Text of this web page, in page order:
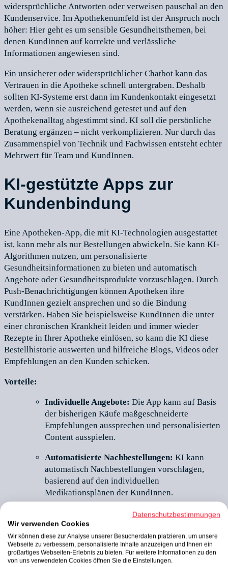
widersprüchliche Antworten oder verweisen pauschal an den
Kundenservice. Im Apothekenumfeld ist der Anspruch noch
höher: Hier geht es um sensible Gesundheitsthemen, bei
denen KundInnen auf korrekte und verlässliche
Informationen angewiesen sind.
Ein unsicherer oder widersprüchlicher Chatbot kann das
Vertrauen in die Apotheke schnell untergraben. Deshalb
sollten KI-Systeme erst dann im Kundenkontakt eingesetzt
werden, wenn sie ausreichend getestet und auf den
Apothekenalltag abgestimmt sind. KI soll die persönliche
Beratung ergänzen – nicht verkomplizieren. Nur durch das
Zusammenspiel von Technik und Fachwissen entsteht echter
Mehrwert für Team und KundInnen.
KI-gestützte Apps zur
Kundenbindung
Eine Apotheken-App, die mit KI-Technologien ausgestattet
ist, kann mehr als nur Bestellungen abwickeln. Sie kann KI-
Algorithmen nutzen, um personalisierte
Gesundheitsinformationen zu bieten und automatisch
Angebote oder Gesundheitsprodukte vorzuschlagen. Durch
Push-Benachrichtigungen können Apotheken ihre
KundInnen gezielt ansprechen und so die Bindung
verstärken. Haben Sie beispielsweise KundInnen die unter
einer chronischen Krankheit leiden und immer wieder
Rezepte in Ihrer Apotheke einlösen, so kann die KI diese
Bestellhistorie auswerten und hilfreiche Blogs, Videos oder
Empfehlungen an den Kunden schicken.
Vorteile:
Individuelle Angebote: Die App kann auf Basis
der bisherigen Käufe maßgeschneiderte
Empfehlungen aussprechen und personalisierten
Content ausspielen.
Automatisierte Nachbestellungen: KI kann
automatisch Nachbestellungen vorschlagen,
basierend auf den individuellen
Medikationsplänen der KundInnen.
Höhere Kundenbindung:Durch das erleichterte
Bestellen und hilfreichen Content steigern Sie die
Kundenbindung.
KI-gestützte Apps ermöglichen eine individuelle
Datenschutzbestimmungen
Wir verwenden Cookies
Wir können diese zur Analyse unserer Besucherdaten platzieren, um unsere
Webseite zu verbessern, personalisierte Inhalte anzuzeigen und Ihnen ein
großartiges Webseiten-Erlebnis zu bieten. Für weitere Informationen zu den
von uns verwendeten Cookies öffnen Sie die Einstellungen.